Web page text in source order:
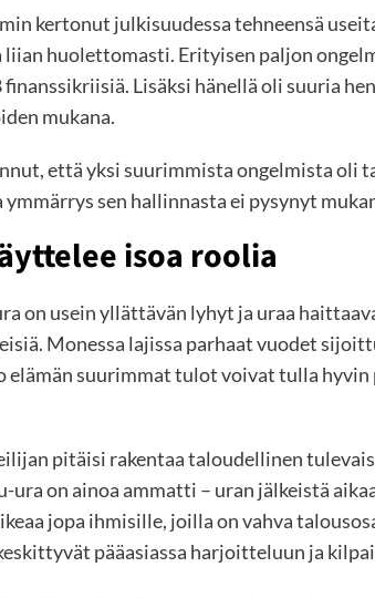
kertonut julkisuudessa tehneensä
liian huolettomasti. Erityisen paljon
finanssikriisiä. Lisäksi hänellä oli suuria
mukana.
että yksi suurimmista ongelmista oli
sen hallinnasta ei pysynyt
isoa roolia
on usein yllättävän lyhyt ja uraa
Monessa lajissa parhaat vuodet
elämän suurimmat tulot voivat tulla hyvin
pitäisi rakentaa taloudellinen
ura on ainoa ammatti – uran jälkeistä
jopa ihmisille, joilla on vahva
pääasiassa harjoitteluun ja